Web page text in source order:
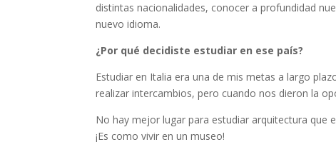
distintas nacionalidades, conocer a profundidad
nuevo idioma.
¿Por qué decidiste estudiar en ese país?
Estudiar en Italia era una de mis metas a largo
realizar intercambios, pero cuando nos dieron la
No hay mejor lugar para estudiar arquitectura que
¡Es como vivir en un museo!